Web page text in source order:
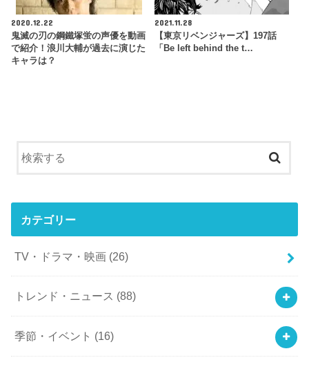
2020.12.22
鬼滅の刃の鋼鐵塚蛍の声優を動画
で紹介！浪川大輔が過去に演じた
キャラは？
2021.11.28
【東京リベンジャーズ】197話
「Be left behind the t…
カテゴリー
TV・ドラマ・映画 (26)
トレンド・ニュース (88)
季節・イベント (16)